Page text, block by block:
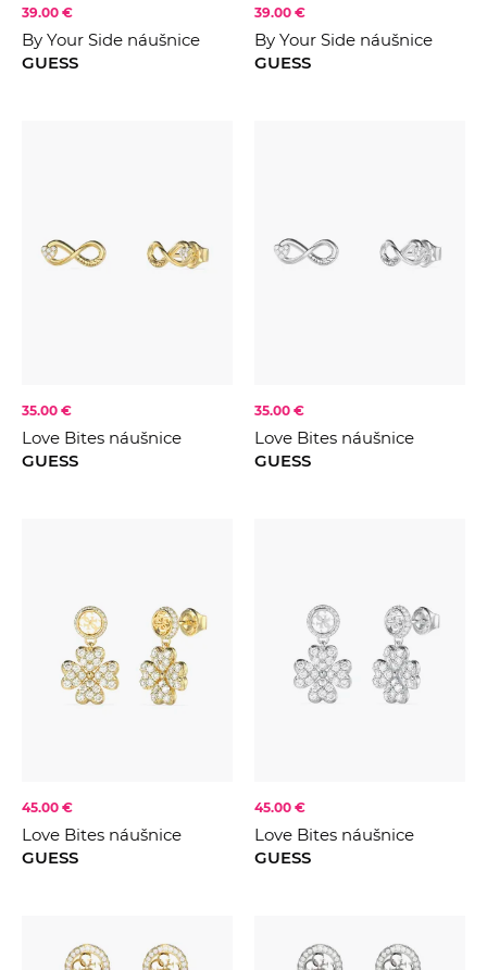
39.00 €
By Your Side náušnice
GUESS
39.00 €
By Your Side náušnice
GUESS
35.00 €
Love Bites náušnice
GUESS
35.00 €
Love Bites náušnice
GUESS
45.00 €
Love Bites náušnice
GUESS
45.00 €
Love Bites náušnice
GUESS